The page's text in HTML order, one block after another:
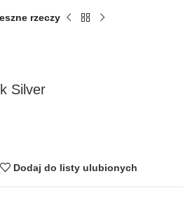
rzeczy
Silver
Dodaj do listy ulubionych